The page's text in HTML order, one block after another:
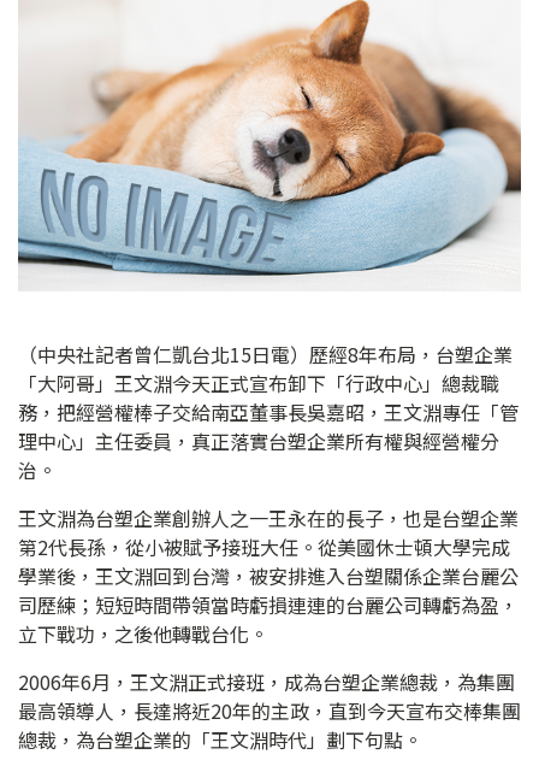
（中央社記者曾仁凱台北15日電）歷經8年布局，台塑企業
「大阿哥」王文淵今天正式宣布卸下「行政中心」總裁職
務，把經營權棒子交給南亞董事長吳嘉昭，王文淵專任「管
理中心」主任委員，真正落實台塑企業所有權與經營權分
治。
王文淵為台塑企業創辦人之一王永在的長子，也是台塑企業
第2代長孫，從小被賦予接班大任。從美國休士頓大學完成
學業後，王文淵回到台灣，被安排進入台塑關係企業台麗公
司歷練；短短時間帶領當時虧損連連的台麗公司轉虧為盈，
立下戰功，之後他轉戰台化。
2006年6月，王文淵正式接班，成為台塑企業總裁，為集團
最高領導人，長達將近20年的主政，直到今天宣布交棒集團
總裁，為台塑企業的「王文淵時代」劃下句點。